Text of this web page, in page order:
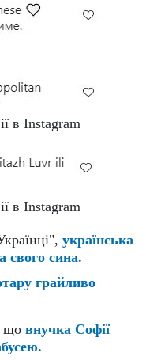
в Instagram
в Instagram
українська
свого сина.
грайливо
що внучка Софії